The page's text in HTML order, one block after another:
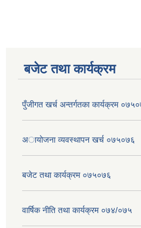
बजेट तथा कार्यक्रम
पुँजीगत खर्च अन्तर्गतका कार्यक्रम
अायोजना व्यवस्थापन खर्च ०७५०७६
बजेट तथा कार्यक्रम ०७५०७६
वार्षिक नीति तथा कार्यक्रम ०७४/०७५